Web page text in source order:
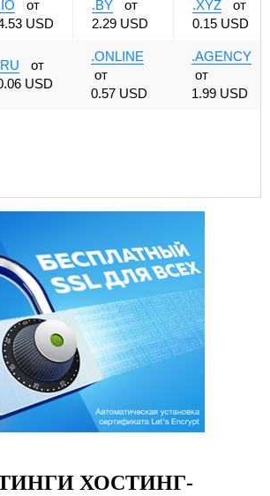
от
USD
.BY
от
2.29 USD
.XYZ
от
0.15 USD
от
USD
.ONLINE
от
0.57 USD
.AGENCY
от
1.99 USD
ХОСТИНГ-